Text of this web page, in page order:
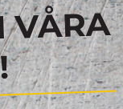
VÅRA